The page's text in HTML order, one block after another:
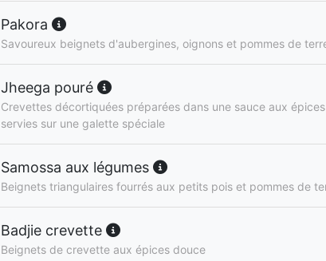
Pakora
Savoureux beignets d'aubergines, oignons et pommes de
Jheega pouré
Crevettes décortiquées préparées dans une sauce aux
servies sur une galette spéciale
Samossa aux légumes
Beignets triangulaires fourrés aux petits pois et pommes de
Badjie crevette
Beignets de crevette aux épices douce